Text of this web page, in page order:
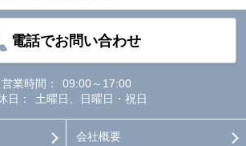
電話でお問い合わせ
営業時間：
09:00～17:00
日：
土曜日、日曜日・祝日
会社概要